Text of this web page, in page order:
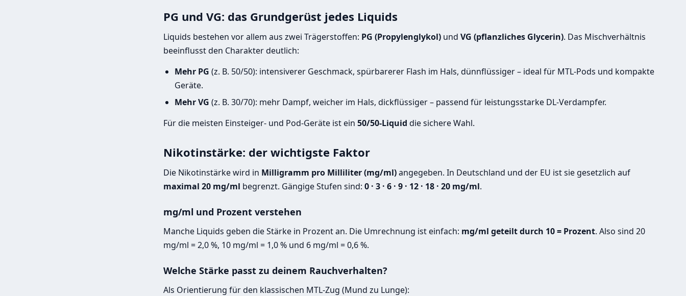
PG und VG: das Grundgerüst jedes Liquids
Liquids bestehen vor allem aus zwei Trägerstoffen: PG (Propylenglykol) und VG (pflanzliches Glycerin). Das Mischverhältnis
beeinflusst den Charakter deutlich:
Mehr PG (z. B. 50/50): intensiverer Geschmack, spürbarerer Flash im Hals, dünnflüssiger – ideal für MTL-Pods und kompakte
Geräte.
Mehr VG (z. B. 30/70): mehr Dampf, weicher im Hals, dickflüssiger – passend für leistungsstarke DL-Verdampfer.
Für die meisten Einsteiger- und Pod-Geräte ist ein 50/50-Liquid die sichere Wahl.
Nikotinstärke: der wichtigste Faktor
Die Nikotinstärke wird in Milligramm pro Milliliter (mg/ml)angegeben. In Deutschland und der EU ist sie gesetzlich auf
maximal 20 mg/ml begrenzt. Gängige Stufen sind: 0 · 3 · 6 · 9 · 12 · 18 · 20 mg/ml.
mg/ml und Prozent verstehen
Manche Liquids geben die Stärke in Prozent an. Die Umrechnung ist einfach: mg/ml geteilt durch 10 = Prozent. Also sind 20
mg/ml = 2,0 %, 10 mg/ml = 1,0 % und 6 mg/ml = 0,6 %.
Welche Stärke passt zu deinem Rauchverhalten?
Als Orientierung für den klassischen MTL-Zug (Mund zu Lunge):